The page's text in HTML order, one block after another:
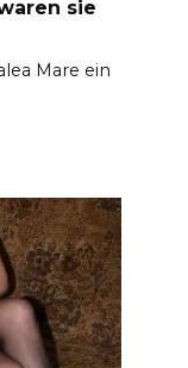
sie
Mare ein